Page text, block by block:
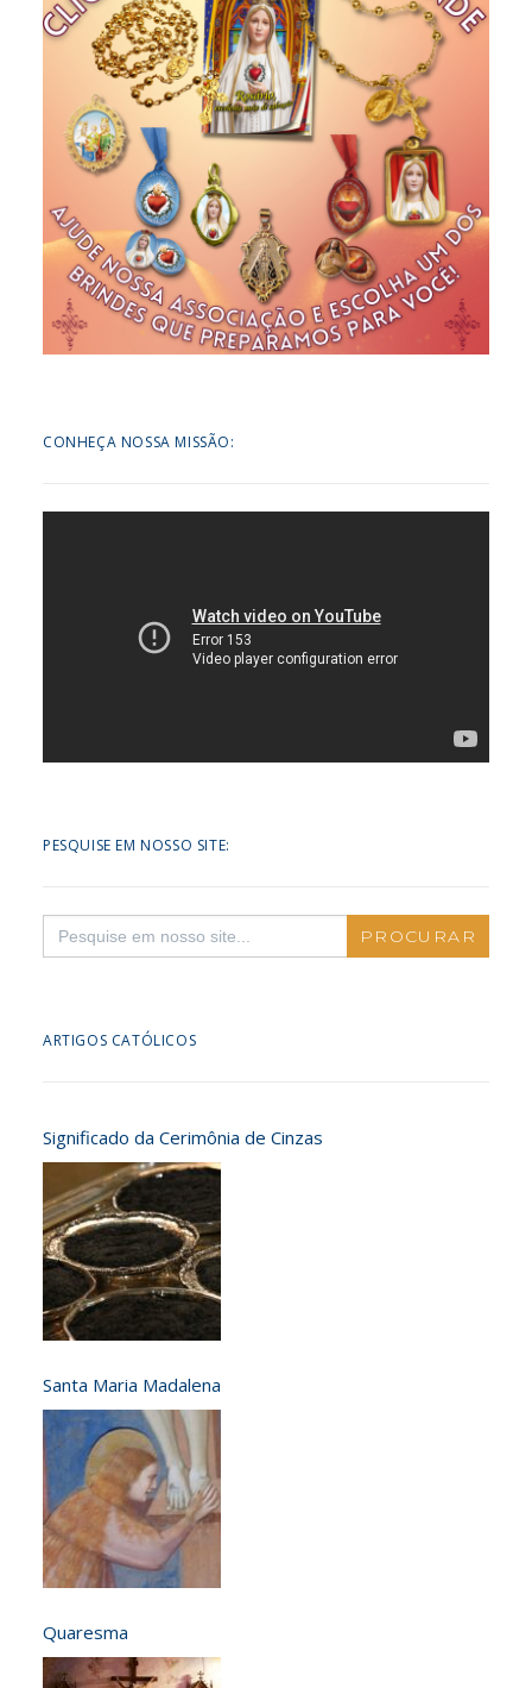
CONHEÇA NOSSA MISSÃO:
PESQUISE EM NOSSO SITE:
Search
for:
ARTIGOS CATÓLICOS
Significado da Cerimônia de Cinzas
Santa Maria Madalena
Quaresma